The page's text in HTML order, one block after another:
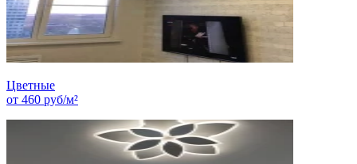
Цветные
от 460 руб/м²